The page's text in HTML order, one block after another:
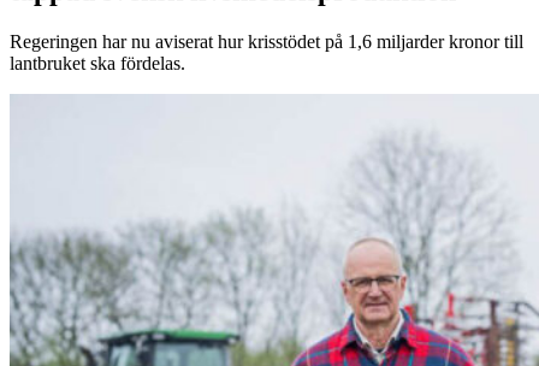
Regeringen har nu aviserat hur krisstödet på 1,6 miljarder kronor till
lantbruket ska fördelas.